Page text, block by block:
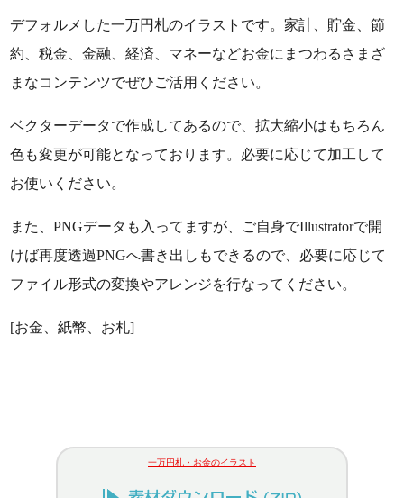
デフォルメした一万円札のイラストです。家計、貯金、節
約、税金、金融、経済、マネーなどお金にまつわるさまざ
まなコンテンツでぜひご活用ください。
ベクターデータで作成してあるので、拡大縮小はもちろん
色も変更が可能となっております。必要に応じて加工して
お使いください。
また、PNGデータも入ってますが、ご自身でIllustratorで開
けば再度透過PNGへ書き出しもできるので、必要に応じて
ファイル形式の変換やアレンジを行なってください。
[お金、紙幣、お札]
一万円札・お金のイラスト